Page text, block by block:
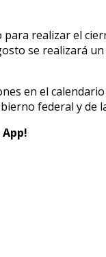
realizar el
se realizará
en el calendario
federal y de